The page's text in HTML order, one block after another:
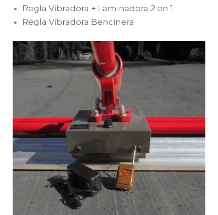
Regla Vibradora + Laminadora 2 en 1
Regla Vibradora Bencinera